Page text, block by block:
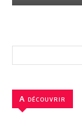
A découvrir